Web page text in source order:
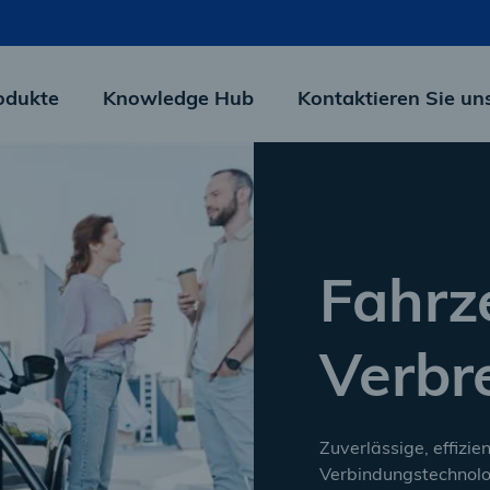
Knowledge Hub Kontaktieren Sie
Zuverlässige,